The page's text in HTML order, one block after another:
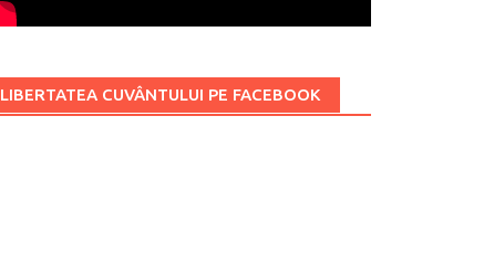
LIBERTATEA CUVÂNTULUI PE FACEBOOK